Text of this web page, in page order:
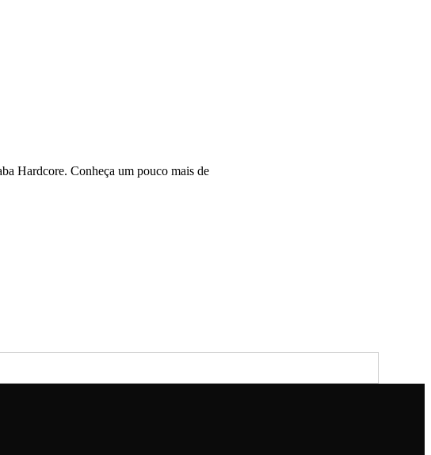
Hardcore. Conheça um pouco mais de